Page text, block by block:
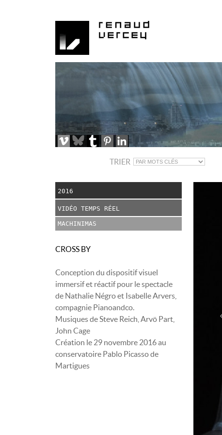
TRIER
2016
VIDÉO TEMPS RÉEL
MACHINIMAS
CROSS BY
Conception du dispositif visuel
immersif et réactif pour le spectacle
de Nathalie Négro et Isabelle Arvers,
compagnie Pianoandco.
Musiques de Steve Reich, Arvö Part,
John Cage
Création le 29 novembre 2016 au
conservatoire Pablo Picasso de
Martigues